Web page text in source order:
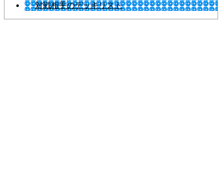
対戦相手のデッキリスト